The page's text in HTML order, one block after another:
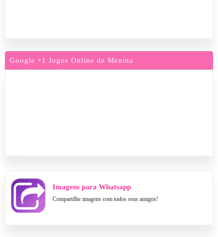
Google +1 Jogos Online de Menina
Imagens para Whatsapp
Compartilhe imagens com todos seus amigos!